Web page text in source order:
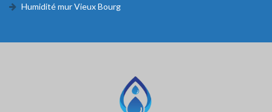
Humidité mur Vieux Bourg